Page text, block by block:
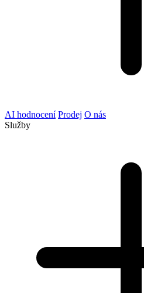
AI hodnocení Prodej O nás
Služby